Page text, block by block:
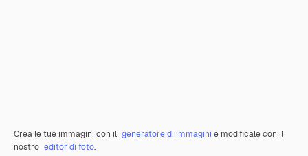
Crea le tue immagini con il generatore di immagini e modificale con il
nostro editor di foto.